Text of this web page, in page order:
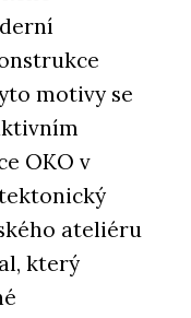
motivy se
OKO v
ateliéru
který